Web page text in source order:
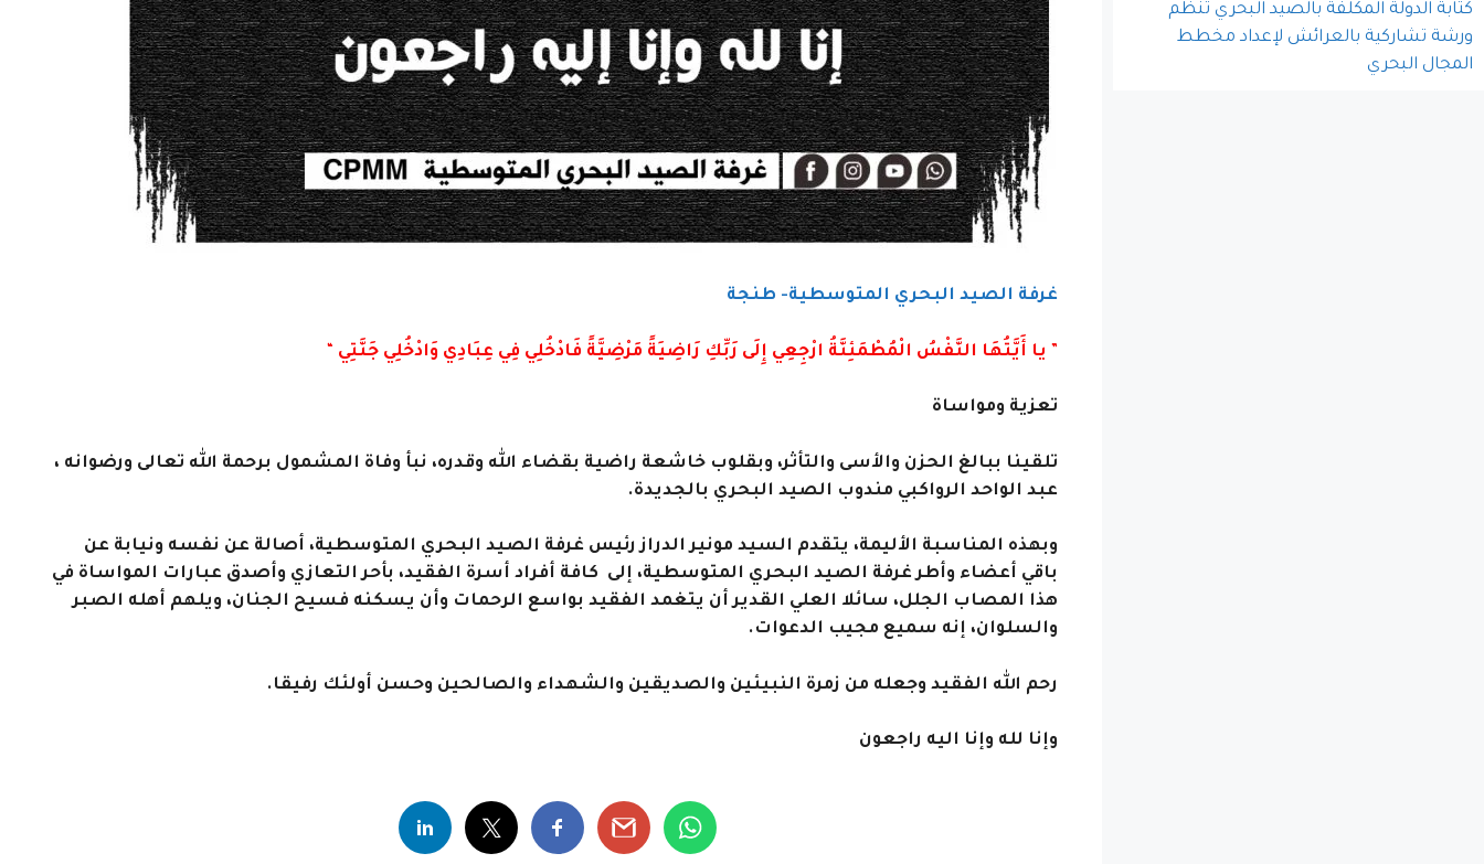
غرفة الصيد البحري المتوسطية- طنجة
” يا أَيَّتُهَا النَّفْسُ الْمُطْمَئِنَّةُ ارْجِعِي إِلَى رَبِّكِ رَاضِيَةً مَرْضِيَّةً فَادْخُلِي فِي عِبَادِي وَادْخُلِي جَنَّتِي “
تعزية ومواساة
تلقينا ببالغ الحزن والأسى والتأثر، وبقلوب خاشعة راضية بقضاء الله وقدره، نبأ وفاة المشمول برحمة الله تعالى ورضوانه ،
عبد الواحد الرواكبي مندوب الصيد البحري بالجديدة.
وبهذه المناسبة الأليمة، يتقدم السيد مونير الدراز رئيس غرفة الصيد البحري المتوسطية، أصالة عن نفسه ونيابة عن
باقي أعضاء وأطر غرفة الصيد البحري المتوسطية، إلى كافة أفراد أسرة الفقيد، بأحر التعازي وأصدق عبارات المواساة في
هذا المصاب الجلل، سائلا العلي القدير أن يتغمد الفقيد بواسع الرحمات وأن يسكنه فسيح الجنان، ويلهم أهله الصبر
والسلوان، إنه سميع مجيب الدعوات.
رحم الله الفقيد وجعله من زمرة النبيئين والصديقين والشهداء والصالحين وحسن أولئك رفيقا.
وإنا لله وإنا اليه راجعون
كتابة الدولة المكلفة بالصيد البحري تنظم
ورشة تشاركية بالعرائش لإعداد مخطط
المجال البحري